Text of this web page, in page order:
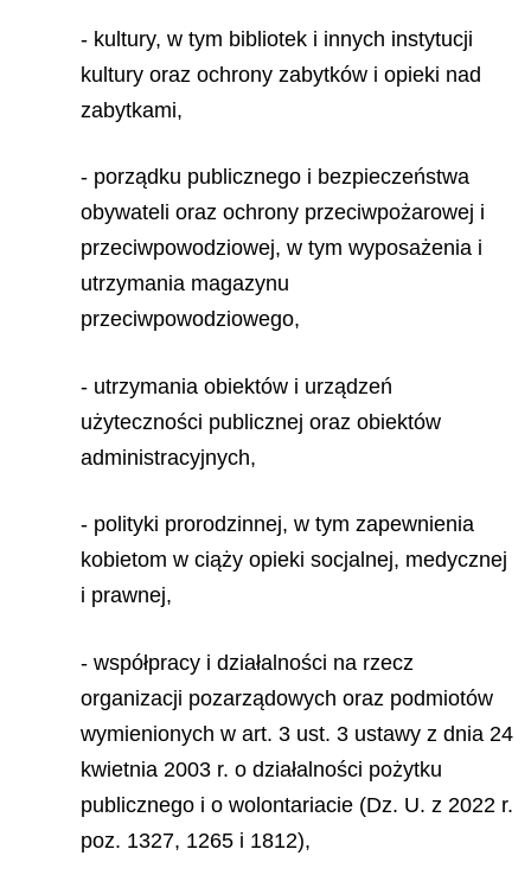
- kultury, w tym bibliotek i innych instytucji
kultury oraz ochrony zabytków i opieki nad
zabytkami,
- porządku publicznego i bezpieczeństwa
obywateli oraz ochrony przeciwpożarowej i
przeciwpowodziowej, w tym wyposażenia i
utrzymania magazynu
przeciwpowodziowego,
- utrzymania obiektów i urządzeń
użyteczności publicznej oraz obiektów
administracyjnych,
- polityki prorodzinnej, w tym zapewnienia
kobietom w ciąży opieki socjalnej, medycznej
i prawnej,
- współpracy i działalności na rzecz
organizacji pozarządowych oraz podmiotów
wymienionych w art. 3 ust. 3 ustawy z dnia 24
kwietnia 2003 r. o działalności pożytku
publicznego i o wolontariacie (Dz. U. z 2022 r.
poz. 1327, 1265 i 1812),